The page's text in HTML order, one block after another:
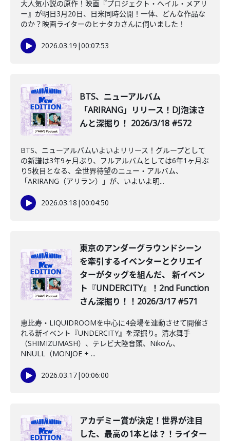
大人気小説の原作！映画『プロジェクト・ヘイル・メアリ
ー』が明日3月20日、日米同時公開！一体、どんな作品な
のか？映画ライターのヒナタカさんに伺いました！
2026.03.19 |00:07:53
BTS、ニューアルバム
「ARIRANG」リリース！DJ泡沫さ
んと深掘り！ 2026/3/18 #572
BTS、ニューアルバムいよいよリリース！グループとして
の新譜は3年9ヶ月ぶり、フルアルバムとしては6年1ヶ月ぶ
り5枚目となる、全世界待望のニュー・アルバム、
「ARIRANG（アリラン）」が、いよいよ明...
2026.03.18 |00:04:50
東京のアンダーグラウンドシーン
を牽引するイベンターとクリエイ
ターがタッグを組んだ、 新イベン
ト『UNDERCITY』！2nd Function
さん深掘り！！2026/3/17 #571
恵比寿・LIQUIDROOMを中心に4会場を連動させて開催さ
れる新イベント『UNDERCITY』を深掘り。清水舞手
（SHIMIZUMASH）、テレビ大陸音頭、Nikoん、
NNULL（MONJOE + ...
2026.03.17|00:06:00
️アカデミー賞が決定！世界が注目
した、最高の1本とは？！ライター